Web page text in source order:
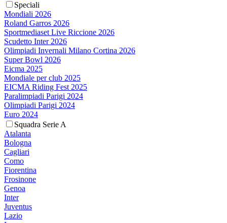
Speciali
Mondiali 2026
Roland Garros 2026
Sportmediaset Live Riccione 2026
Scudetto Inter 2026
Olimpiadi Invernali Milano Cortina 2026
Super Bowl 2026
Eicma 2025
Mondiale per club 2025
EICMA Riding Fest 2025
Paralimpiadi Parigi 2024
Olimpiadi Parigi 2024
Euro 2024
Squadra Serie A
Atalanta
Bologna
Cagliari
Como
Fiorentina
Frosinone
Genoa
Inter
Juventus
Lazio